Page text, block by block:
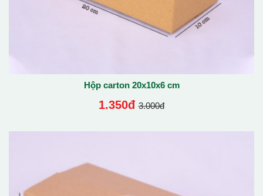
Hộp carton 20x10x6 cm
1.350đ 3.000đ